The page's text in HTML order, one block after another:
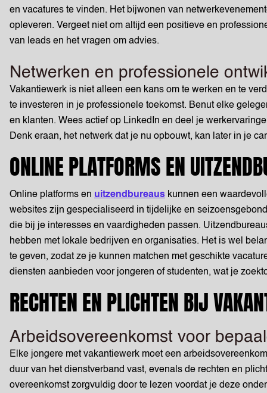
en vacatures te vinden. Het bijwonen van
opleveren. Vergeet niet om altijd een positieve en
van leads en het vragen om advies.
Netwerken en professionele
Vakantiewerk is niet alleen een kans om te werken en te
te investeren in je professionele toekomst. Benut elke
en klanten. Wees actief op LinkedIn en deel je
Denk eraan, het netwerk dat je nu opbouwt, kan later in je
ONLINE PLATFORMS EN
Online platforms en uitzendbureaus kunnen een
websites zijn gespecialiseerd in tijdelijke en
die bij je interesses en vaardigheden passen.
hebben met lokale bedrijven en organisaties. Het is wel
te geven, zodat ze je kunnen matchen met geschikte
diensten aanbieden voor jongeren of studenten, wat je
RECHTEN EN PLICHTEN BIJ
Arbeidsovereenkomst voor
Elke jongere met vakantiewerk moet een
duur van het dienstverband vast, evenals de rechten en
overeenkomst zorgvuldig door te lezen voordat je deze